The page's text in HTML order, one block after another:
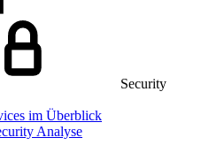
Security
im Überblick
Analyse